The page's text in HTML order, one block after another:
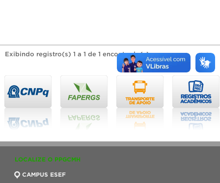
Exibindo registro(s) 1 a 1 de 1 encontrado(s).
LOCALIZE O PPGCMH
CAMPUS ESEF